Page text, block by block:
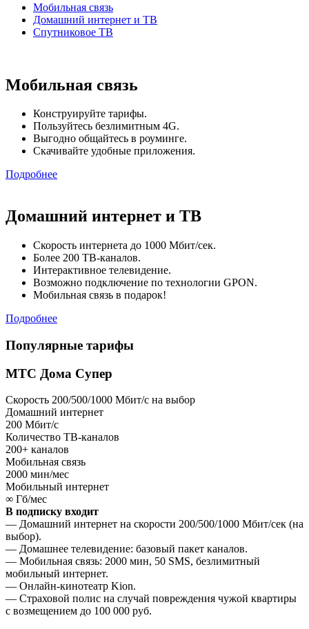
Мобильная связь
Домашний интернет и ТВ
Спутниковое ТВ
Мобильная связь
Конструируйте тарифы.
Пользуйтесь безлимитным 4G.
Выгодно общайтесь в роуминге.
Скачивайте удобные приложения.
Подробнее
Домашний интернет и ТВ
Скорость интернета до 1000 Мбит/сек.
Более 200 ТВ-каналов.
Интерактивное телевидение.
Возможно подключение по технологии GPON.
Мобильная связь в подарок!
Подробнее
Популярные тарифы
МТС Дома Супер
Скорость 200/500/1000 Мбит/с на выбор
Домашний интернет
200 Мбит/с
Количество ТВ-каналов
200+ каналов
Мобильная связь
2000 мин/мес
Мобильный интернет
∞ Гб/мес
В подписку входит
— Домашний интернет на скорости 200/500/1000 Мбит/сек (на
выбор).
— Домашнее телевидение: базовый пакет каналов.
— Мобильная связь: 2000 мин, 50 SMS, безлимитный
мобильный интернет.
— Онлайн-кинотеатр Kion.
— Страховой полис на случай повреждения чужой квартиры
с возмещением до 100 000 руб.